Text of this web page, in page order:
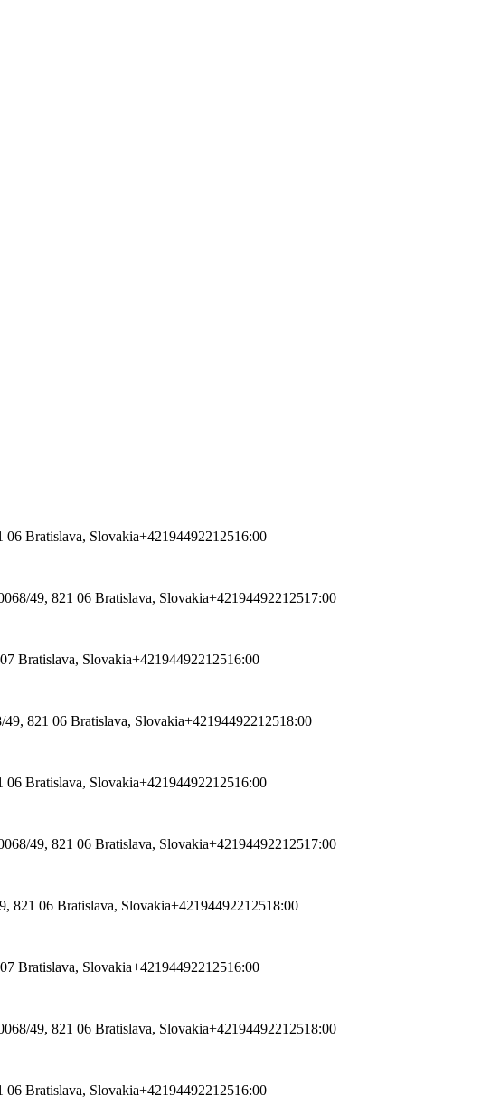
06 Bratislava, Slovakia+42194492212516:00
49, 821 06 Bratislava, Slovakia+42194492212517:00
Bratislava, Slovakia+42194492212516:00
49, 821 06 Bratislava, Slovakia+42194492212518:00
06 Bratislava, Slovakia+42194492212516:00
49, 821 06 Bratislava, Slovakia+42194492212517:00
821 06 Bratislava, Slovakia+42194492212518:00
Bratislava, Slovakia+42194492212516:00
49, 821 06 Bratislava, Slovakia+42194492212518:00
06 Bratislava, Slovakia+42194492212516:00